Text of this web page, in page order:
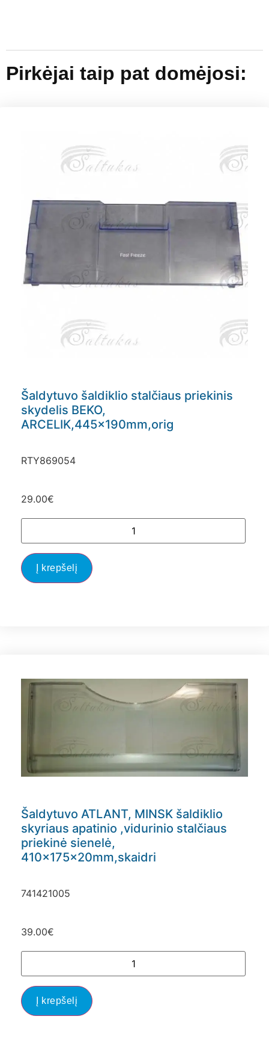
Pirkėjai taip pat domėjosi:
Šaldytuvo šaldiklio stalčiaus priekinis
skydelis BEKO,
ARCELIK,445x190mm,orig
RTY869054
29.00€
Į krepšelį
Šaldytuvo ATLANT, MINSK šaldiklio
skyriaus apatinio ,vidurinio stalčiaus
priekinė sienelė,
410x175x20mm,skaidri
741421005
39.00€
Į krepšelį